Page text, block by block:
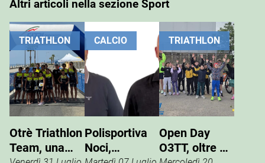
Altri articoli nella sezione Sport
TRIATHLON
Otrè Triathlon
Team, una
CALCIO
Polisportiva
Noci,
TRIATHLON
Open Day
O3TT, oltre 50